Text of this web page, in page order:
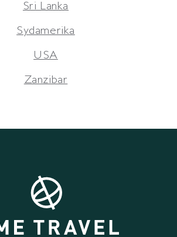
Sri Lanka
Sydamerika
USA
Zanzibar